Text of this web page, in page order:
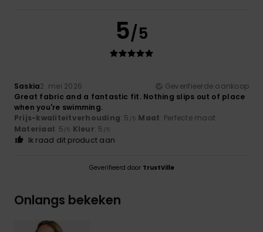
5/5
Saskia2. mei 2026
Geverifieerde aankoop
Great fabric and a fantastic fit. Nothing slips out of place
when you're swimming.
Prijs-kwaliteitverhouding: 5 /5 Maat: Perfecte maat
Materiaal: 5/5 Kleur: 5 /5
Ik raad dit product aan
Geverifieerd door TrustVille
Onlangs bekeken